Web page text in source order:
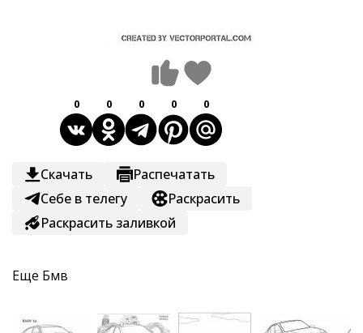
0 0 0 0 0
Скачать
Распечатать
Себе в телегу
Раскрасить
Раскрасить заливкой
Еще Бмв